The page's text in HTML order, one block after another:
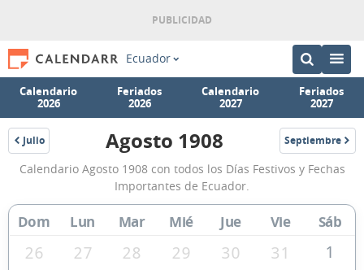
Ecuador
Calendario
2026
Feriados
2026
Calendario
2027
Feriados
2027
Julio
1908
Calendario
Agosto
1908
de
Ecuador
Agosto 1908 Septiembre
1908
Calendario Agosto 1908 con todos los Días Festivos y Fechas
Importantes de Ecuador.
Dom Lun Mar Mié Jue Vie Sáb
26 27 28 29 30 31
1